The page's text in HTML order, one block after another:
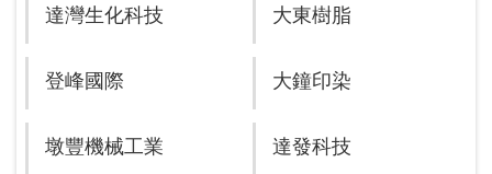
達灣生化科技 大東樹脂
登峰國際 大鐘印染
墩豐機械工業 達發科技